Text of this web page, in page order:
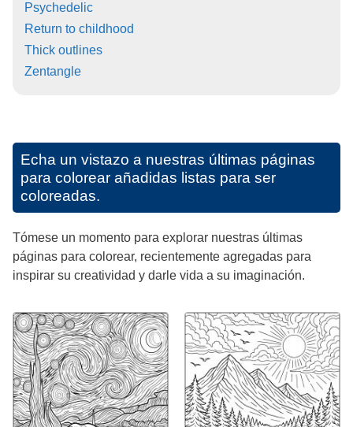
Psychedelic
Return to childhood
Thick outlines
Zentangle
Echa un vistazo a nuestras últimas páginas
para colorear añadidas listas para ser
coloreadas.
Tómese un momento para explorar nuestras últimas
páginas para colorear, recientemente agregadas para
inspirar su creatividad y darle vida a su imaginación.